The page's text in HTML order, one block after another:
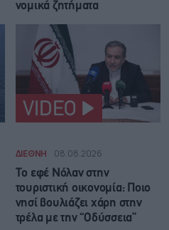
νομικά ζητήματα
VIDEO
ΔΙΕΘΝΗ 08.08.2026
Το εφέ Νόλαν στην
τουριστική οικονομία: Ποιο
νησί βουλιάζει χάρη στην
τρέλα με την “Οδύσσεια”